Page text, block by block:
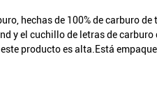
hechas de 100% de carburo
y el cuchillo de letras de
producto es alta.Está